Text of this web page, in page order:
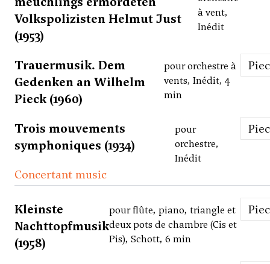
Volkspolizisten Helmut Just
(1953)
à vent,
Inédit
Trauermusik. Dem
Gedenken an Wilhelm
Pieck (1960)
pour orchestre à
vents, Inédit, 4
min
Trois mouvements
symphoniques (1934)
pour
orchestre,
Inédit
Concertant music
Kleinste
Nachttopfmusik
(1958)
pour flûte, piano, triangle et
deux pots de chambre (Cis et
Pis), Schott, 6 min